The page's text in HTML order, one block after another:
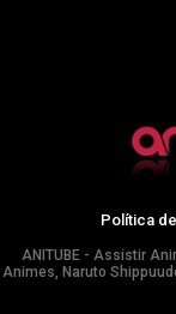
Política
ANITUBE - Assistir
Animes, Naruto